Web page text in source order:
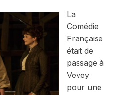
La
Comédie
Française
était de
passage à
Vevey
pour une